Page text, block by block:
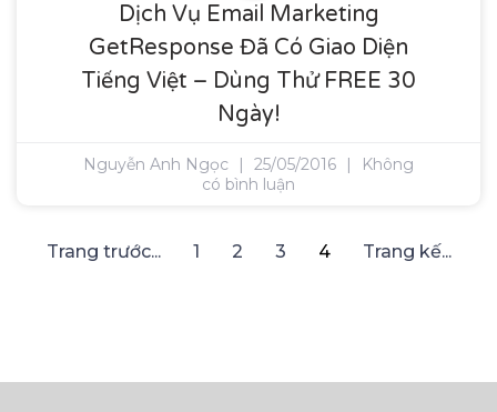
Dịch Vụ Email Marketing
GetResponse Đã Có Giao Diện
Tiếng Việt – Dùng Thử FREE 30
Ngày!
Nguyễn Anh Ngọc 25/05/2016
Không
có bình luận
Trang trước... 1 2 3 4 Trang kế...